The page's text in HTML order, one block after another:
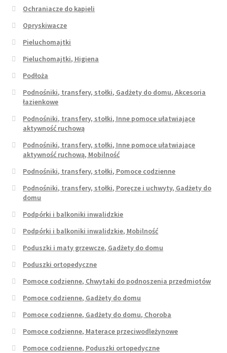
Ochraniacze do kąpieli
Opryskiwacze
Pieluchomajtki
Pieluchomajtki, Higiena
Podłoża
Podnośniki, transfery, stołki, Gadżety do domu, Akcesoria
łazienkowe
Podnośniki, transfery, stołki, Inne pomoce ułatwiające
aktywność ruchową
Podnośniki, transfery, stołki, Inne pomoce ułatwiające
aktywność ruchową, Mobilność
Podnośniki, transfery, stołki, Pomoce codzienne
Podnośniki, transfery, stołki, Poręcze i uchwyty, Gadżety do
domu
Podpórki i balkoniki inwalidzkie
Podpórki i balkoniki inwalidzkie, Mobilność
Poduszki i maty grzewcze, Gadżety do domu
Poduszki ortopedyczne
Pomoce codzienne, Chwytaki do podnoszenia przedmiotów
Pomoce codzienne, Gadżety do domu
Pomoce codzienne, Gadżety do domu, Choroba
Pomoce codzienne, Materace przeciwodleżynowe
Pomoce codzienne, Poduszki ortopedyczne